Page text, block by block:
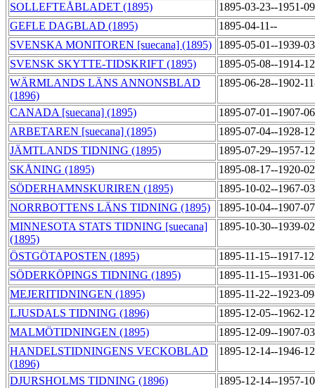
SOLLEFTEÅBLADET (1895)
1895-03-23--1951-
GEFLE DAGBLAD (1895)
1895-04-11--
SVENSKA MONITOREN [suecana] (1895)
1895-05-01--1939-
SVENSK SKYTTE-TIDSKRIFT (1895)
1895-05-08--1914-
WÄRMLANDS LÄNS ANNONSBLAD
(1896)
1895-06-28--1902-
CANADA [suecana] (1895)
1895-07-01--1907-
ARBETAREN [suecana] (1895)
1895-07-04--1928-
JÄMTLANDS TIDNING (1895)
1895-07-29--1957-
SKÅNING (1895)
1895-08-17--1920-
SÖDERHAMNSKURIREN (1895)
1895-10-02--1967-
NORRBOTTENS LÄNS TIDNING (1895)
1895-10-04--1907-
MINNESOTA STATS TIDNING [suecana]
(1895)
1895-10-30--1939-
ÖSTGÖTAPOSTEN (1895)
1895-11-15--1917-
SÖDERKÖPINGS TIDNING (1895)
1895-11-15--1931-
MEJERITIDNINGEN (1895)
1895-11-22--1923-
LJUSDALS TIDNING (1896)
1895-12-05--1962-
MALMÖTIDNINGEN (1895)
1895-12-09--1907-
HANDELSTIDNINGENS VECKOBLAD
(1896)
1895-12-14--1946-
DJURSHOLMS TIDNING (1896)
1895-12-14--1957-